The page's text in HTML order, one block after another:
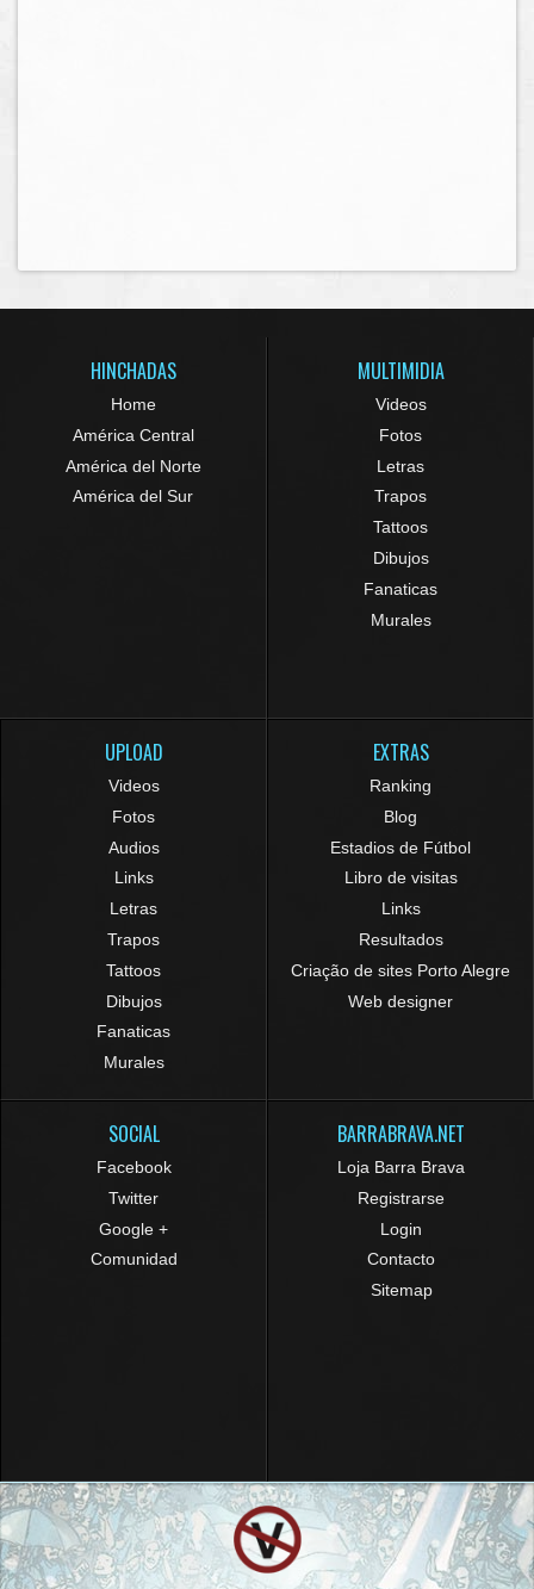
HINCHADAS
Home
América Central
América del Norte
América del Sur
MULTIMIDIA
Videos
Fotos
Letras
Trapos
Tattoos
Dibujos
Fanaticas
Murales
UPLOAD
Videos
Fotos
Audios
Links
Letras
Trapos
Tattoos
Dibujos
Fanaticas
Murales
EXTRAS
Ranking
Blog
Estadios de Fútbol
Libro de visitas
Links
Resultados
Criação de sites Porto Alegre
Web designer
SOCIAL
Facebook
Twitter
Google +
Comunidad
BARRABRAVA.NET
Loja Barra Brava
Registrarse
Login
Contacto
Sitemap